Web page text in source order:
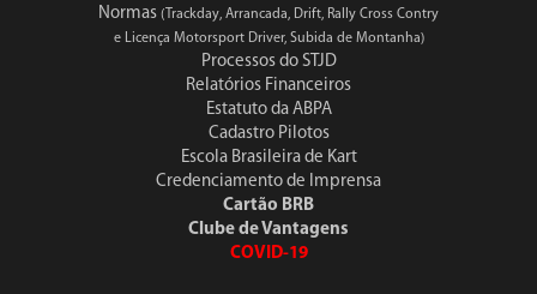
Normas (Trackday, Arrancada, Drift, Rally Cross Contry
e Licença Motorsport Driver, Subida de Montanha)
Processos do STJD
Relatórios Financeiros
Estatuto da ABPA
Cadastro Pilotos
Escola Brasileira de Kart
Credenciamento de Imprensa
Cartão BRB
Clube de Vantagens
COVID-19